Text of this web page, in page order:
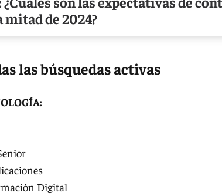
mitad de 2024?
las búsquedas activas
Digital